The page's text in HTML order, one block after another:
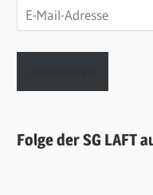
E-
Mail-
Adresse
Folge der SG LAFT